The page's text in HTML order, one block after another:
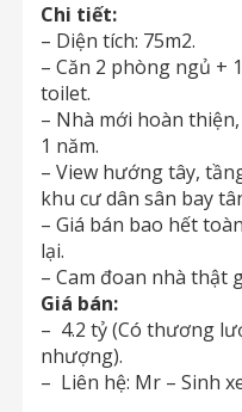
Chi tiết:
– Diện tích: 75m2.
– Căn 2 phòng ngủ +
toilet.
– Nhà mới hoàn
1 năm.
– View hướng tây,
khu cư dân sân bay
– Giá bán bao hết
lại.
– Cam đoan nhà thật
Giá bán:
– 4.2 tỷ (Có thương
nhượng).
– Liên hệ: Mr – Sinh